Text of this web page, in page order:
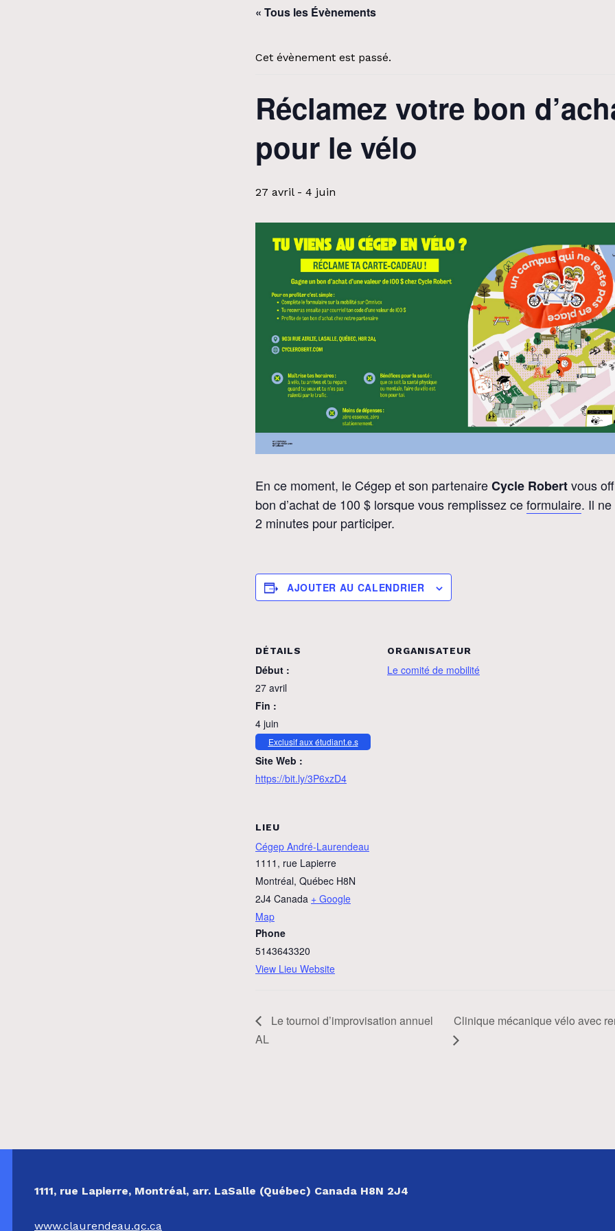
« Tous les Évènements
Cet évènement est passé.
Réclamez votre bon
pour le vélo
27 avril- 4 juin
En ce moment, le Cégep et son partenaireCycle Robertvous
bon d’achat de 100 $ lorsque vous remplissez ceformulaire. Il
2 minutes pour participer.
AJOUTER AU CALENDRIER
DÉTAILS
Début :
27 avril
Fin :
4 juin
Exclusif aux étudiant.e.s
Site Web :
https://bit.ly/3P6xzD4
ORGANISATEUR
Le comité de mobilité
LIEU
Cégep André-Laurendeau
1111, rue Lapierre
Montréal, Québec H8N
2J4 Canada + Google
Map
Phone
5143643320
View Lieu Website
Le tournoi d’improvisation annuel
AL
Clinique mécanique vélo avec
1111, rue Lapierre, Montréal, arr. LaSalle (Québec) Canada H8N 2J4
www.claurendeau.qc.ca